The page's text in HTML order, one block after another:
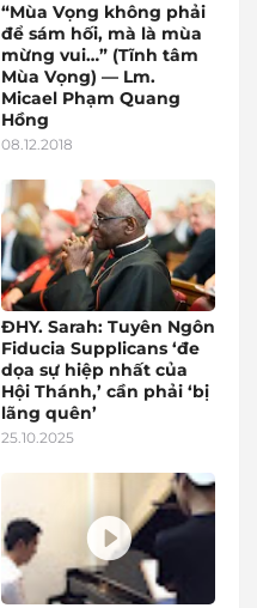
“Mùa Vọng không phải
để sám hối, mà là mùa
mừng vui…” (Tĩnh tâm
Mùa Vọng) — Lm.
Micael Phạm Quang
Hồng
08.12.2018
ĐHY. Sarah: Tuyên Ngôn
Fiducia Supplicans ‘đe
dọa sự hiệp nhất của
Hội Thánh,’ cần phải ‘bị
lãng quên’
25.10.2025